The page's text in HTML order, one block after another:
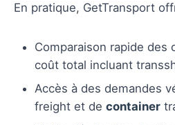
En pratique, GetTransport
Comparaison rapide
coût total incluant
Accès à des demandes
freight et de container